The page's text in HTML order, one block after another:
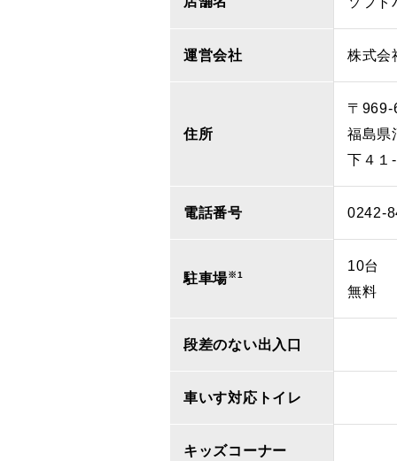
運営会社 株式会
住所
〒969-
福島県
下４１
電話番号 0242-
駐車場※1
10台
無料
段差のない出入口
車いす対応トイレ
キッズコーナー